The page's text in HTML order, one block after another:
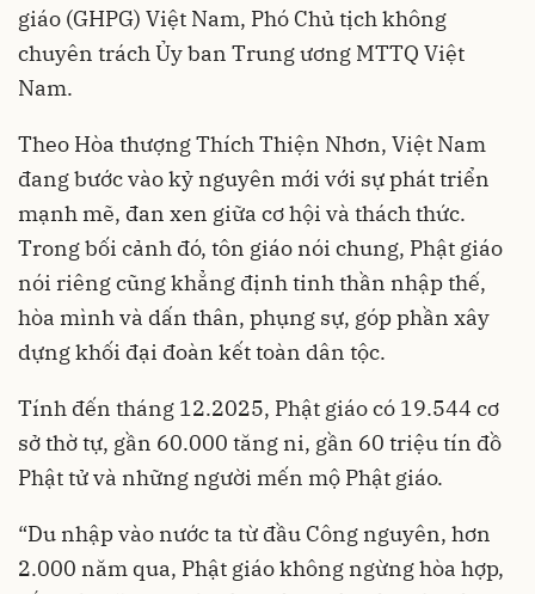
giáo (GHPG) Việt Nam, Phó Chủ tịch không
chuyên trách Ủy ban Trung ương MTTQ Việt
Nam.
Theo Hòa thượng Thích Thiện Nhơn, Việt Nam
đang bước vào kỷ nguyên mới với sự phát triển
mạnh mẽ, đan xen giữa cơ hội và thách thức.
Trong bối cảnh đó, tôn giáo nói chung, Phật giáo
nói riêng cũng khẳng định tinh thần nhập thế,
hòa mình và dấn thân, phụng sự, góp phần xây
dựng khối đại đoàn kết toàn dân tộc.
Tính đến tháng 12.2025, Phật giáo có 19.544 cơ
sở thờ tự, gần 60.000 tăng ni, gần 60 triệu tín đồ
Phật tử và những người mến mộ Phật giáo.
“Du nhập vào nước ta từ đầu Công nguyên, hơn
2.000 năm qua, Phật giáo không ngừng hòa hợp,